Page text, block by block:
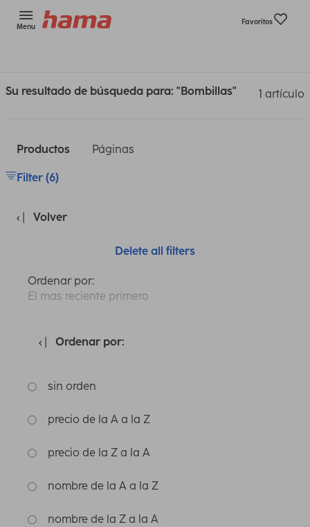
Menu
Favoritos
Su resultado de búsqueda para: "Bombillas" 1 artículo
Productos Páginas
Filter (6)
Volver
Delete all filters
Ordenar por:
El mas reciente primero
Ordenar por:
sin orden
precio de la A a la Z
precio de la Z a la A
nombre de la A a la Z
nombre de la Z a la A